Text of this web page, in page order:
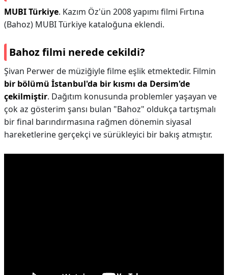
MUBI Türkiye. Kazım Öz'ün 2008 yapımı filmi Fırtına
(Bahoz) MUBI Türkiye kataloğuna eklendi.
Bahoz filmi nerede cekildi?
Şivan Perwer de müziğiyle filme eşlik etmektedir. Filmin
bir bölümü İstanbul'da bir kısmı da Dersim'de
çekilmiştir. Dağıtım konusunda problemler yaşayan ve
çok az gösterim şansı bulan "Bahoz" oldukça tartışmalı
bir final barındırmasına rağmen dönemin siyasal
hareketlerine gerçekçi ve sürükleyici bir bakış atmıştır.